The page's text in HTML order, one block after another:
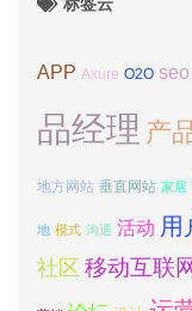
APP Axure O2O seo
品经理 产
地方网站 垂直网站 家居
地 模式 沟通 活动 用
社区 移动互联